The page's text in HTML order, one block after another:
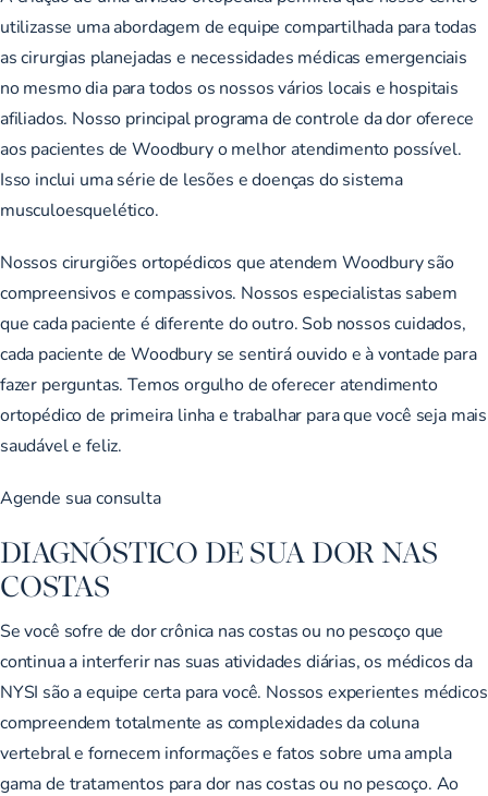
utilizasse uma abordagem de equipe compartilhada para todas
as cirurgias planejadas e necessidades médicas emergenciais
no mesmo dia para todos os nossos vários locais e hospitais
afiliados. Nosso principal programa de controle da dor oferece
aos pacientes de Woodbury o melhor atendimento possível.
Isso inclui uma série de lesões e doenças do sistema
musculoesquelético.
Nossos cirurgiões ortopédicos que atendem Woodbury são
compreensivos e compassivos. Nossos especialistas sabem
que cada paciente é diferente do outro. Sob nossos cuidados,
cada paciente de Woodbury se sentirá ouvido e à vontade para
fazer perguntas. Temos orgulho de oferecer atendimento
ortopédico de primeira linha e trabalhar para que você seja mais
saudável e feliz.
Agende sua consulta
DIAGNÓSTICO DE SUA DOR NAS
COSTAS
Se você sofre de dor crônica nas costas ou no pescoço que
continua a interferir nas suas atividades diárias, os médicos da
NYSI são a equipe certa para você. Nossos experientes médicos
compreendem totalmente as complexidades da coluna
vertebral e fornecem informações e fatos sobre uma ampla
gama de tratamentos para dor nas costas ou no pescoço. Ao